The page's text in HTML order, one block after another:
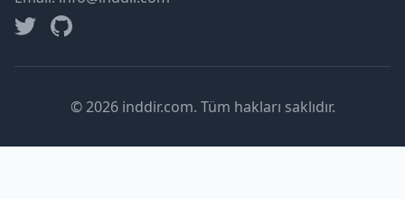
© 2026 inddir.com. Tüm hakları saklıdır.